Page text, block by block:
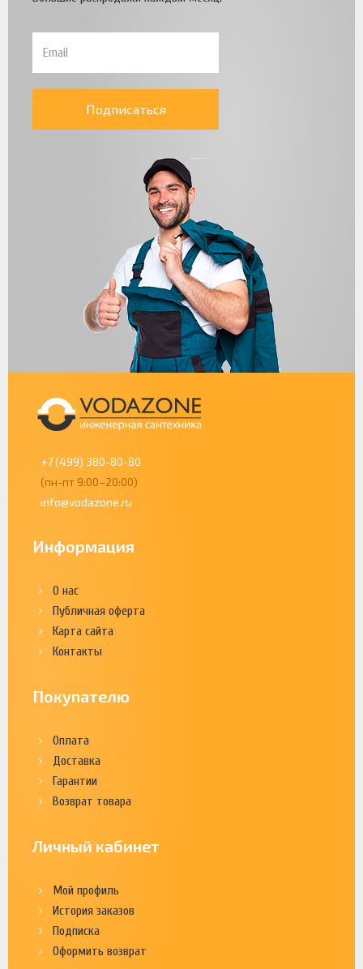
Подписаться
+7 (499) 380-80-80
(пн-пт 9:00–20:00)
info@vodazone.ru
Информация
О нас
Публичная оферта
Карта сайта
Контакты
Покупателю
Оплата
Доставка
Гарантии
Возврат товара
Личный кабинет
Мой профиль
История заказов
Подписка
Оформить возврат